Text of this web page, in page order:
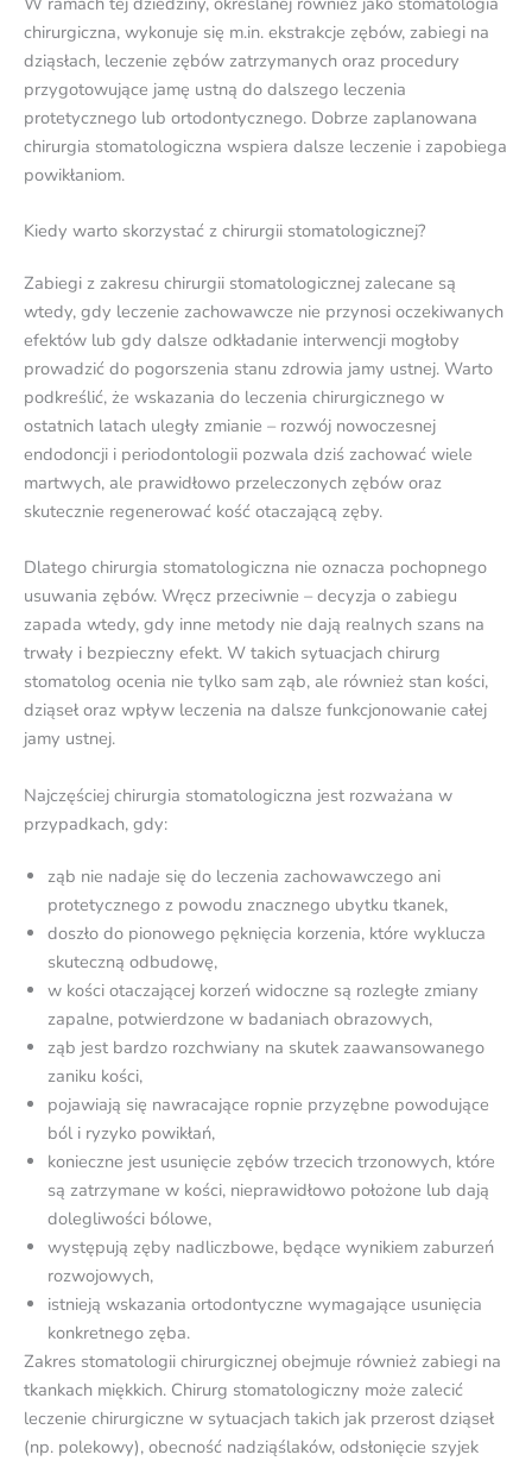
chirurgiczna, wykonuje się m.in. ekstrakcje zębów, zabiegi na
dziąsłach, leczenie zębów zatrzymanych oraz procedury
przygotowujące jamę ustną do dalszego leczenia
protetycznego lub ortodontycznego. Dobrze zaplanowana
chirurgia stomatologiczna wspiera dalsze leczenie i zapobiega
powikłaniom.
Kiedy warto skorzystać z chirurgii stomatologicznej?
Zabiegi z zakresu chirurgii stomatologicznej zalecane są
wtedy, gdy leczenie zachowawcze nie przynosi oczekiwanych
efektów lub gdy dalsze odkładanie interwencji mogłoby
prowadzić do pogorszenia stanu zdrowia jamy ustnej. Warto
podkreślić, że wskazania do leczenia chirurgicznego w
ostatnich latach uległy zmianie – rozwój nowoczesnej
endodoncji i periodontologii pozwala dziś zachować wiele
martwych, ale prawidłowo przeleczonych zębów oraz
skutecznie regenerować kość otaczającą zęby.
Dlatego chirurgia stomatologiczna nie oznacza pochopnego
usuwania zębów. Wręcz przeciwnie – decyzja o zabiegu
zapada wtedy, gdy inne metody nie dają realnych szans na
trwały i bezpieczny efekt. W takich sytuacjach chirurg
stomatolog ocenia nie tylko sam ząb, ale również stan kości,
dziąseł oraz wpływ leczenia na dalsze funkcjonowanie całej
jamy ustnej.
Najczęściej chirurgia stomatologiczna jest rozważana w
przypadkach, gdy:
ząb nie nadaje się do leczenia zachowawczego ani
protetycznego z powodu znacznego ubytku tkanek,
doszło do pionowego pęknięcia korzenia, które wyklucza
skuteczną odbudowę,
w kości otaczającej korzeń widoczne są rozległe zmiany
zapalne, potwierdzone w badaniach obrazowych,
ząb jest bardzo rozchwiany na skutek zaawansowanego
zaniku kości,
pojawiają się nawracające ropnie przyzębne powodujące
ból i ryzyko powikłań,
konieczne jest usunięcie zębów trzecich trzonowych, które
są zatrzymane w kości, nieprawidłowo położone lub dają
dolegliwości bólowe,
występują zęby nadliczbowe, będące wynikiem zaburzeń
rozwojowych,
istnieją wskazania ortodontyczne wymagające usunięcia
konkretnego zęba.
Zakres stomatologii chirurgicznej obejmuje również zabiegi na
tkankach miękkich. Chirurg stomatologiczny może zalecić
leczenie chirurgiczne w sytuacjach takich jak przerost dziąseł
(np. polekowy), obecność nadziąślaków, odsłonięcie szyjek